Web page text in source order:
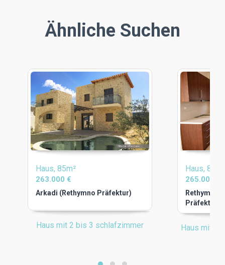
Ähnliche Suchen
Haus, 85m²
263.000 €
Arkadi (Rethymno Präfektur)
Haus mit 2 bis 3 schlafzimmer
Haus, 81m²
265.000 €
Rethymno-
Präfektur)
Haus mit